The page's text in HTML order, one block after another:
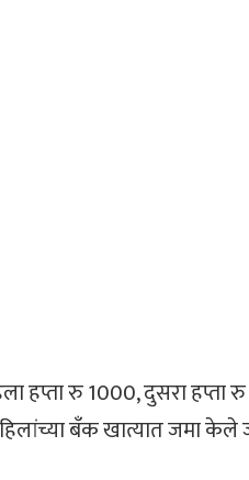
हप्ता रु 1000, दुसरा
बँक खात्यात जमा केले